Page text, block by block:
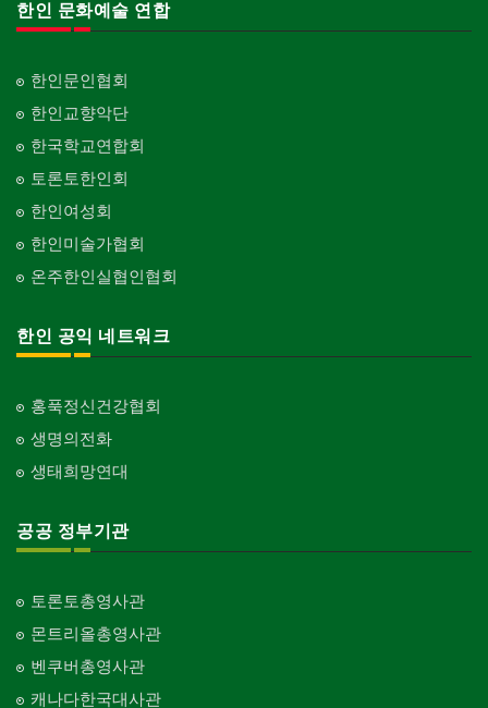
한인 문화예술 연합
한인문인협회
한인교향악단
한국학교연합회
토론토한인회
한인여성회
한인미술가협회
온주한인실협인협회
한인 공익 네트워크
홍푹정신건강협회
생명의전화
생태희망연대
공공 정부기관
토론토총영사관
몬트리올총영사관
벤쿠버총영사관
캐나다한국대사관